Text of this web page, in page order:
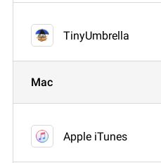
TinyUmbrella
Mac
Apple iTunes